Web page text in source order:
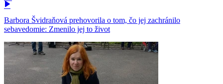
Barbora Švidraňová prehovorila o tom, čo jej zachránilo
sebavedomie: Zmenilo jej to život